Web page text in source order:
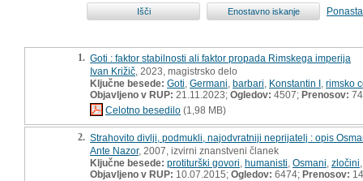
1. Goti : faktor stabilnosti ali faktor propada Rimskega imperija
Ivan Križič , 2023, magistrsko delo
Ključne besede: Goti Germani barbari Konstantin I rimsko
Objavljeno v RUP: 21.11.2023; Ogledov: 4507; Prenosov: 74
Celotno besedilo (1,98 MB)
2. Strahovito divlji, podmukli, najodvratniji neprijatelj : opis
Ante Nazor, 2007, izvirni znanstveni članek
Ključne besede: protiturški govori humanisti Osmani zločini
Objavljeno v RUP: 10.07.2015; Ogledov: 6474; Prenosov: 14